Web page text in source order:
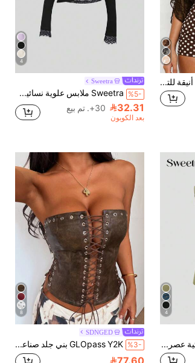
ملابس علوية نسائية كاجوال أنيقة للتنقل اليومي، فضفاضة نصف شفافة من الدانتيل، غطاء نسائي، ملابس علوية صيفية نسائية، غطاء دانتيل نسائي، مناسبة للشاطئ والعطلات والمنزل والسفر والمواعدة وموسم العودة إلى المدرسة
4
Sweetra
%5- Sweetra ملابس علوية نسائية ضيقة مصنوعة من قماش الدانتيل والرقعة، ذات كتف غير متماثل وذيل غير متماثل، تصميم أنيق للخريف والشتاء
32.31 30+. تم بيع
بعد الكوبون
4
Sweetra ملابس علوية نسائية عصرية جديدة بتصميم مثير وبسيط، بتفاصيل سلسلة ظهر عاري وحمالات رفيعة
8
SDNGED
%3- GLOpass Y2K بني جلد صناعي برباط علوي قصير، حافة مقوسة مجوفة، زينة من حلقات معدنية، ملابس علوية ضيق يكشف البطن، مناسب للنادي الليلي، مهرجان الموسيقى، الحفل الموسيقي، حفلة الرقص، عيد الهالوين، ليلة المواعدة، كاجوال صيفي، أسلوب المهرجان